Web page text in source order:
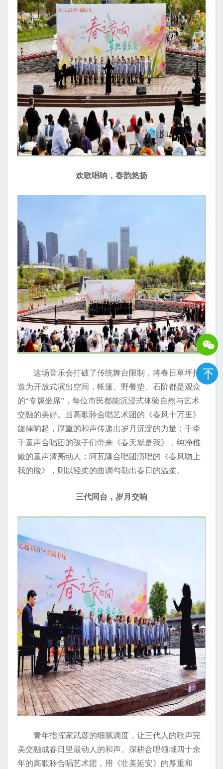
欢歌唱响，春韵悠扬
这场音乐会打破了传统舞台限制，将春日草坪打
造为开放式演出空间，帐篷、野餐垫、石阶都是观众
的“专属坐席”，每位市民都能沉浸式体验自然与艺术
交融的美好。当高歌聆合唱艺术团的《春风十万里》
旋律响起，厚重的和声传递出岁月沉淀的力量；手牵
手童声合唱团的孩子们带来《春天就是我》，纯净稚
嫩的童声清亮动人；阿瓦隆合唱团演唱的《春风吻上
我的脸》，则以轻柔的曲调勾勒出春日的温柔。
三代同台，岁月交响
青年指挥家武彦的细腻调度，让三代人的歌声完
美交融成春日里最动人的和声。深耕合唱领域四十余
年的高歌聆合唱艺术团，用《壮美延安》的厚重和